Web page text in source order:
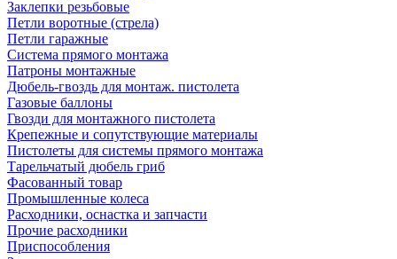
Заклепки резьбовые
Петли воротные (стрела)
Петли гаражные
Система прямого монтажа
Патроны монтажные
Дюбель-гвоздь для монтаж. пистолета
Газовые баллоны
Гвозди для монтажного пистолета
Крепежные и сопутствующие материалы
Пистолеты для системы прямого монтажа
Тарельчатый дюбель гриб
Фасованный товар
Промышленные колеса
Расходники, оснастка и запчасти
Прочие расходники
Приспособления